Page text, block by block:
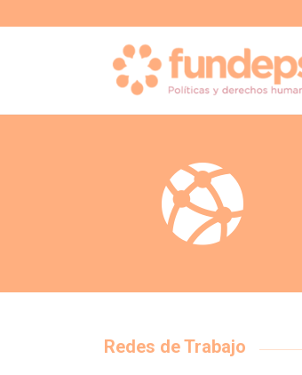
Redes de Trabajo